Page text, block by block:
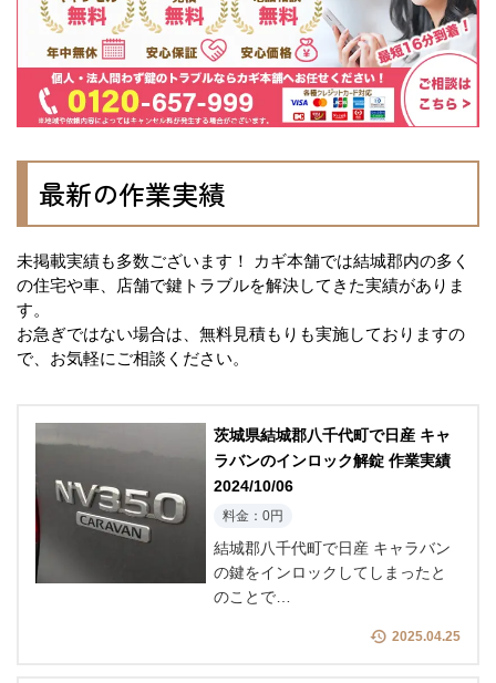
最新の作業実績
未掲載実績も多数ございます！ カギ本舗では結城郡内の多く
の住宅や車、店舗で鍵トラブルを解決してきた実績がありま
す。
お急ぎではない場合は、無料見積もりも実施しておりますの
で、お気軽にご相談ください。
茨城県結城郡八千代町で日産 キャ
ラバンのインロック解錠 作業実績
2024/10/06
料金：0円
結城郡八千代町で日産 キャラバン
の鍵をインロックしてしまったと
のことで…
2025.04.25